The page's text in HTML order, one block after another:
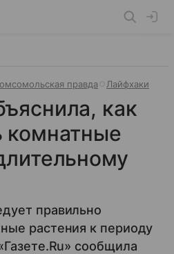
правда Лайфхаки
как
комнатные
правильно
растения к периоду
сообщила